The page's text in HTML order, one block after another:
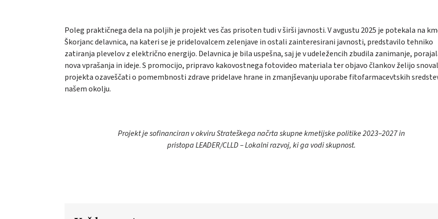
Poleg praktičnega dela na poljih je projekt ves čas prisoten tudi v širši javnosti. V avgustu 2025 je potekala na
Škorjanc delavnica, na kateri se je pridelovalcem zelenjave in ostali zainteresirani javnosti, predstavilo tehniko
zatiranja plevelov z električno energijo. Delavnica je bila uspešna, saj je v udeležencih zbudila zanimanje,
nova vprašanja in ideje. S promocijo, pripravo kakovostnega fotovideo materiala ter objavo člankov želijo
projekta ozaveščati o pomembnosti zdrave pridelave hrane in zmanjševanju uporabe fitofarmacevtskih
našem okolju.
Projekt je sofinanciran v okviru Strateškega načrta skupne kmetijske politike 2023–2027 in
pristopa LEADER/CLLD – Lokalni razvoj, ki ga vodi skupnost.